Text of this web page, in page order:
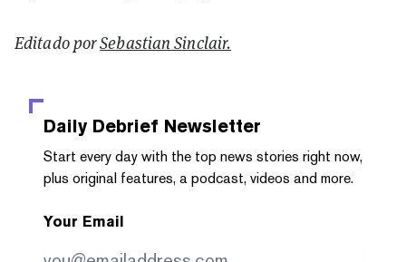
Editado porSebastian Sinclair.
Daily Debrief Newsletter
Start every day with the top news stories right now,
plus original features, a podcast, videos and more.
Your Email